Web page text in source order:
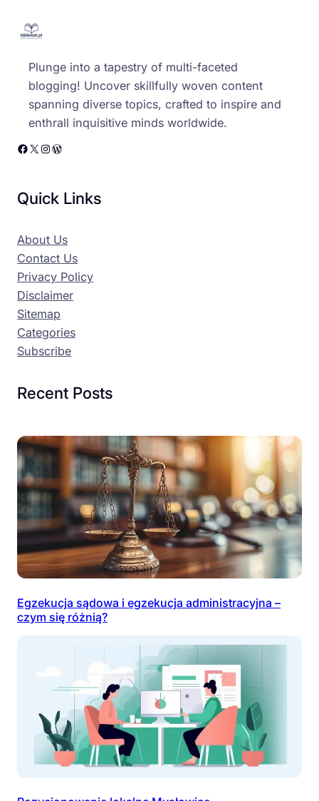
Plunge into a tapestry of multi-faceted
blogging! Uncover skillfully woven content
spanning diverse topics, crafted to inspire and
enthrall inquisitive minds worldwide.
Facebook X Instagram WordPress
Quick Links
About Us
Contact Us
Privacy Policy
Disclaimer
Sitemap
Categories
Subscribe
Recent Posts
Egzekucja sądowa i egzekucja administracyjna –
czym się różnią?